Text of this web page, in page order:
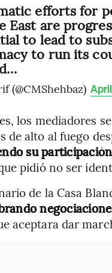
efforts for
East are
to lead to
to run its
(@CMShehbaz)
los mediadores
de alto al fuego
su
pidió no ser
de la Casa
aceptara dar